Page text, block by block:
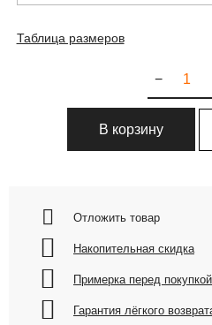
Таблица размеров
−
В корзину
Отложить товар
Накопительная скидка
Примерка перед покупкой
Гарантия лёгкого